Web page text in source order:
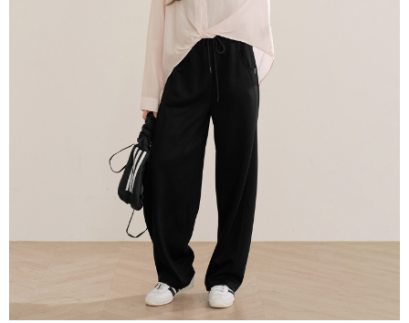
每筆NT$80，滿NT$2,000(含以上)免運費